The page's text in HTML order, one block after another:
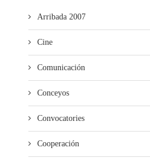
Arribada 2007
Cine
Comunicación
Conceyos
Convocatories
Cooperación